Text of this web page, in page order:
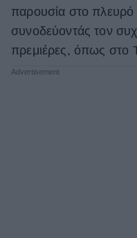
παρουσία στο πλευρό
συνοδεύοντάς τον
πρεμιέρες, όπως στο